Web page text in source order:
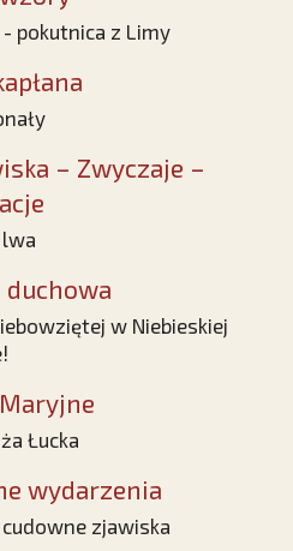
- pokutnica z Limy
– Zwyczaje –
duchowa
w Niebieskiej
Łucka
wydarzenia
zjawiska